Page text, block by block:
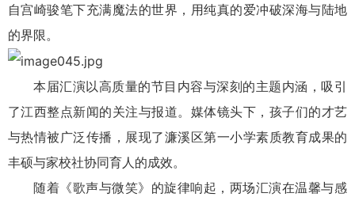
自宫崎骏笔下充满魔法的世界，用纯真的爱冲破深海与陆地
的界限。
本届汇演以高质量的节目内容与深刻的主题内涵，吸引
了江西整点新闻的关注与报道。媒体镜头下，孩子们的才艺
与热情被广泛传播，展现了濂溪区第一小学素质教育成果的
丰硕与家校社协同育人的成效。
随着《歌声与微笑》的旋律响起，两场汇演在温馨与感